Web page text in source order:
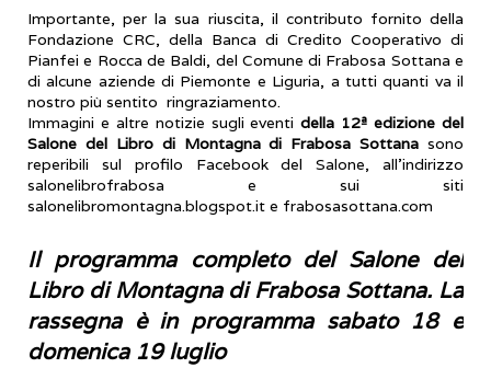
Importante, per la sua riuscita, il contributo fornito della
Fondazione CRC, della Banca di Credito Cooperativo di
Pianfei e Rocca de Baldi, del Comune di Frabosa Sottana e
di alcune aziende di Piemonte e Liguria, a tutti quanti va il
nostro più sentito ringraziamento.
Immagini e altre notizie sugli eventidella 12ª edizione del
Salone del Libro di Montagna di Frabosa Sottana sono
reperibili sul profilo Facebook del Salone, all’indirizzo
salonelibrofrabosa e sui siti
salonelibromontagna.blogspot.it e frabosasottana.com
Il programma completo del Salone del
Libro di Montagna di Frabosa Sottana. La
rassegna è in programma sabato 18 e
domenica 19 luglio